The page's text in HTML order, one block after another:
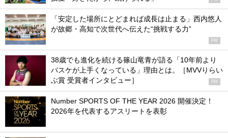
「安定した場所にとどまれば成長は止まる」西内悠人
が故郷・高知で次世代へ伝えた“挑戦する力”
PR
38歳でも進化を続ける篠山竜青が語る「10年前より
バスケが上手くなっている」理由とは。［MVVりらい
ぶ賞 受賞者インタビュー］
PR
Number SPORTS OF THE YEAR 2026 開催決定！
2026年を代表するアスリートを表彰